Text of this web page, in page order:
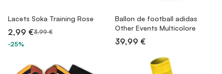
Lacets Soka Training Rose
2,99 €3,99 €
-25%
Ballon de football adidas
Other Events Multicolore
39,99 €